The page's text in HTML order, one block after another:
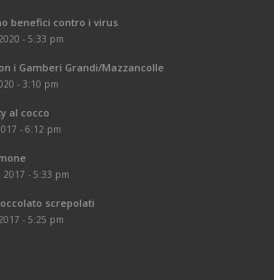
benefici contro i virus
- 5:33 pm
i Gamberi Grandi/Mazzancolle
- 3:10 pm
al cocco
- 6:12 pm
2017 - 5:33 pm
screpolati
- 5:25 pm